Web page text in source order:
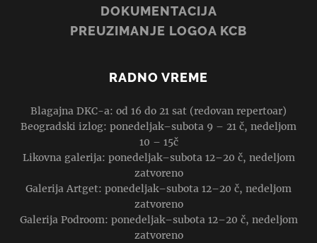
DOKUMENTACIJA
PREUZIMANJE LOGOA KCB
RADNO VREME
Blagajna DKC-a: od 16 do 21 sat (redovan repertoar)
Beogradski izlog: ponedeljak–subota 9 – 21 č, nedeljom
10 – 15č
Likovna galerija: ponedeljak–subota 12–20 č, nedeljom
zatvoreno
Galerija Artget: ponedeljak–subota 12–20 č, nedeljom
zatvoreno
Galerija Podroom: ponedeljak–subota 12–20 č, nedeljom
zatvoreno